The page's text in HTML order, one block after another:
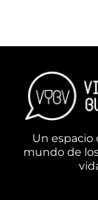
Un espacio
mundo de